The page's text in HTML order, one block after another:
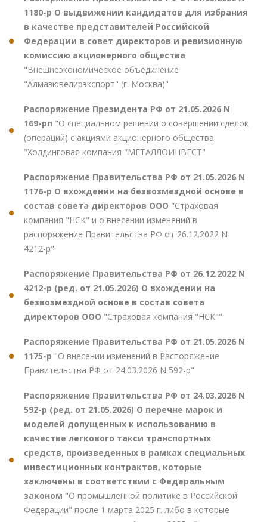
1180-р О выдвижении кандидатов для избрания
в качестве представителей Российской
Федерации в совет директоров и ревизионную
комиссию акционерного общества
"Внешнеэкономическое объединение
"Алмазювелирэкспорт" (г. Москва)"
Распоряжение Президента РФ от 21.05.2026 N
169-рп "О специальном решении о совершении сделок
(операций) с акциями акционерного общества
"Холдинговая компания "МЕТАЛЛОИНВЕСТ"
Распоряжение Правительства РФ от 21.05.2026 N
1176-р О вхождении на безвозмездной основе в
состав совета директоров ООО "Страховая
компания "НСК" и о внесении изменений в
распоряжение Правительства РФ от 26.12.2022 N
4212-р"
Распоряжение Правительства РФ от 26.12.2022 N
4212-р (ред. от 21.05.2026) О вхождении на
безвозмездной основе в состав совета
директоров ООО "Страховая компания "НСК""
Распоряжение Правительства РФ от 21.05.2026 N
1175-р "О внесении изменений в Распоряжение
Правительства РФ от 24.03.2026 N 592-р"
Распоряжение Правительства РФ от 24.03.2026 N
592-р (ред. от 21.05.2026) О перечне марок и
моделей допущенных к использованию в
качестве легкового такси транспортных
средств, произведенных в рамках специальных
инвестиционных контрактов, которые
заключены в соответствии с Федеральным
законом "О промышленной политике в Российской
Федерации" после 1 марта 2025 г. либо в которые